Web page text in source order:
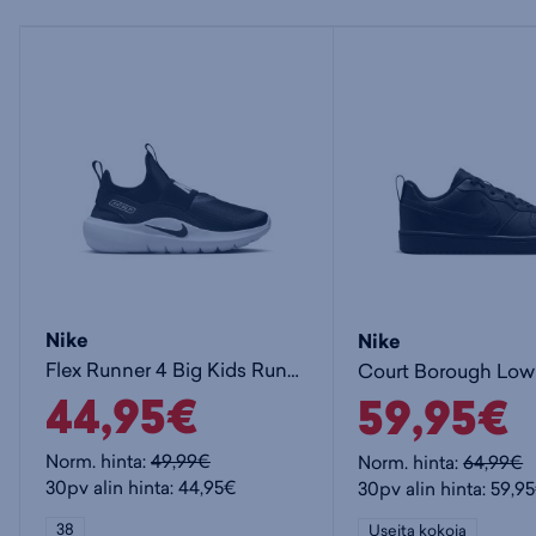
Nike
Flex Runner 4 Big Kids Runnin - lasten matalavartiset tennarit
44,95€
Norm. hinta:49,99€
30pv alin hinta: 44,95€
38
Nike
59,95€
Norm. hinta:64,99€
30pv alin hinta:
Useita kokoja